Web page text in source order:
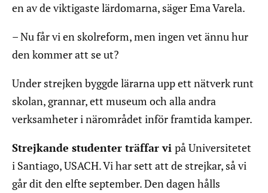
en av de viktigaste lärdomarna, säger Ema Varela.
– Nu får vi en skolreform, men ingen vet ännu hur
den kommer att se ut?
Under strejken byggde lärarna upp ett nätverk runt
skolan, grannar, ett museum och alla andra
verksamheter i närområdet inför framtida kamper.
Strejkande studenter träffar vi på Universitetet
i Santiago, USACH. Vi har sett att de strejkar, så vi
går dit den elfte september. Den dagen hålls